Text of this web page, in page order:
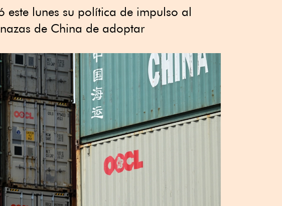
este lunes su política de impulso al
de China de adoptar